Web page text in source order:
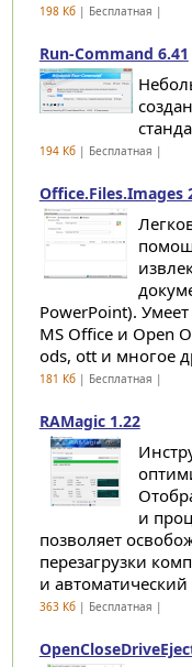
198 Кб| Бесплатная |
Run-Command 6.41
194 Кб| Бесплатная |
Office.Files.Images
PowerPoint).
MS Office и Open
ods, ott и многое
181 Кб| Бесплатная |
RAMagic 1.22
и
позволяет
перезагрузки
и
363 Кб| Бесплатная |